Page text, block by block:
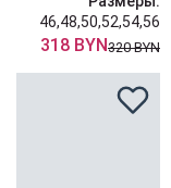
46,48,50,52,54,56
318 BYN320 BYN